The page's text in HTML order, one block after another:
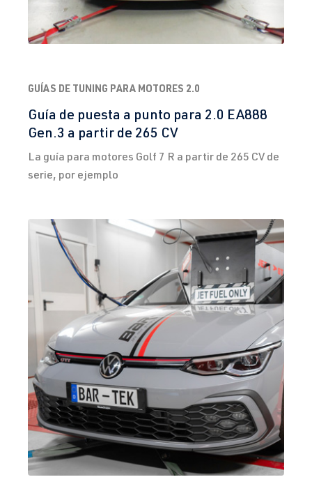
GUÍAS DE TUNING PARA MOTORES 2.0
Guía de puesta a punto para 2.0 EA888
Gen.3 a partir de 265 CV
La guía para motores Golf 7 R a partir de 265 CV de
serie, por ejemplo